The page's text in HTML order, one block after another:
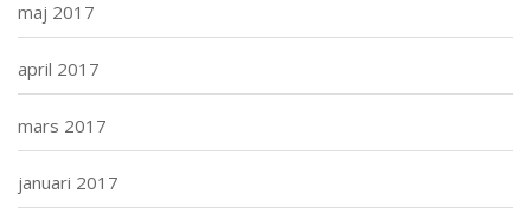
maj 2017
april 2017
mars 2017
januari 2017